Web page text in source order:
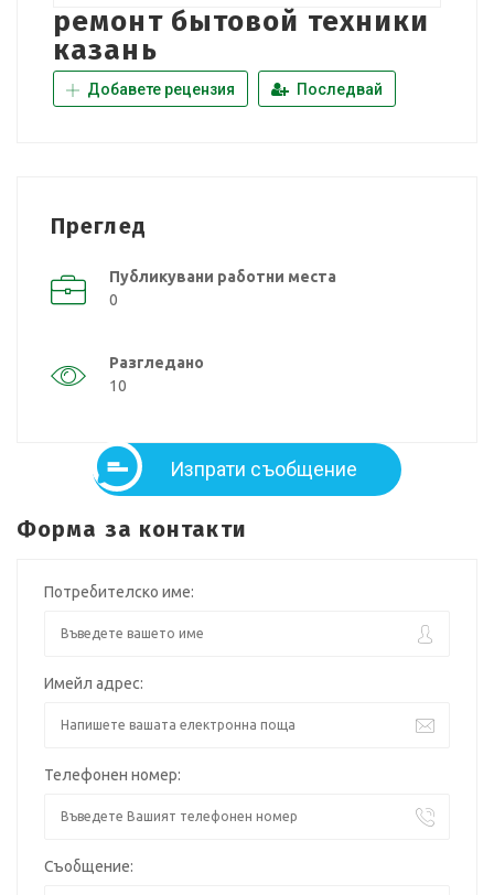
ремонт бытовой техники
казань
Добавете рецензия Последвай
Преглед
Публикувани работни места
0
Разгледано
10
Изпрати съобщение
Форма за контакти
Потребителско име:
Имейл адрес:
Телефонен номер:
Съобщение: